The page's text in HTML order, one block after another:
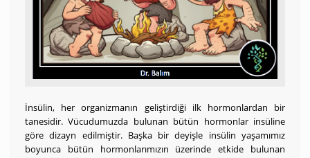
İnsülin, her organizmanın geliştirdiği ilk hormonlardan bir
tanesidir. Vücudumuzda bulunan bütün hormonlar insüline
göre dizayn edilmiştir. Başka bir deyişle insülin yaşamımız
boyunca bütün hormonlarımızın üzerinde etkide bulunan